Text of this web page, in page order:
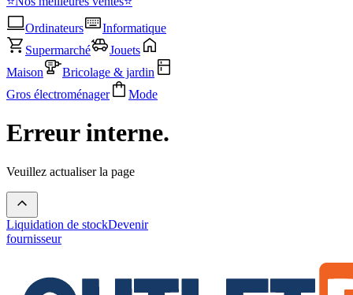
Ordinateurs
Informatique
Supermarché
Jouets
Maison
Bricolage & jardin
Gros électroménager
Mode
Erreur interne.
Veuillez actualiser la page
Liquidation de stockDevenir
fournisseur